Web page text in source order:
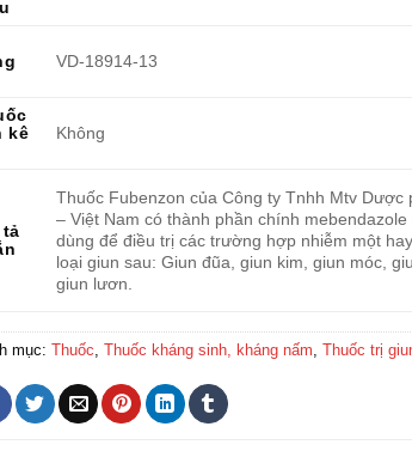
VD-18914-13
kê
Không
tả
Thuốc Fubenzon của Công ty Tnhh Mtv Dược
– Việt Nam có thành phần chính
dùng để điều trị các trường hợp nhiễm một
loại giun sau: Giun đũa, giun kim, giun móc,
giun lươn.
mục: Thuốc, Thuốc kháng sinh, kháng nấm, Thuốc trị